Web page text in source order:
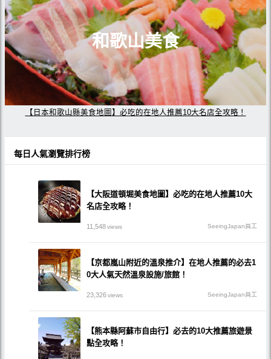
和歌山美食
【日本和歌山縣美食地圖】必吃的在地人推薦10大名店全攻略！
每日人氣瀏覽排行榜
【大阪道頓堀美食地圖】必吃的在地人推薦10大
名店全攻略！
11,548views SeeingJapan員工
【京都嵐山附近的溫泉推介】在地人推薦的必去1
0大人氣天然溫泉設施/旅館！
23,326views SeeingJapan員工
【熊本縣阿蘇市自由行】必去的10大推薦旅遊景
點全攻略！